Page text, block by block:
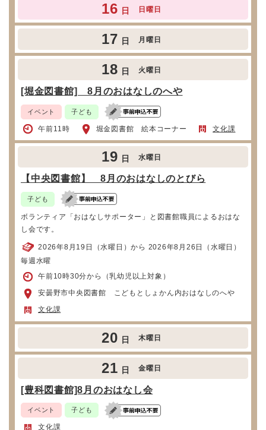
16 日 日曜日
17 日 月曜日
18 日 火曜日
[堀金図書館] 8月のおはなしのへや
イベント 子ども
午前11時 堀金図書館 絵本コーナー 文化課
19 日 水曜日
【中央図書館】 8月のおはなしのとびら
子ども
ボランティア「おはなしサポーター」と図書館職員によるおはな
し会です。
2026年8月19日（水曜日）から 2026年8月26日（水曜日）
毎週水曜
午前10時30分から（乳幼児以上対象）
安曇野市中央図書館 こどもとしょかん内おはなしのへや
文化課
20 日 木曜日
21 日 金曜日
[豊科図書館]8月のおはなし会
イベント 子ども
文化課